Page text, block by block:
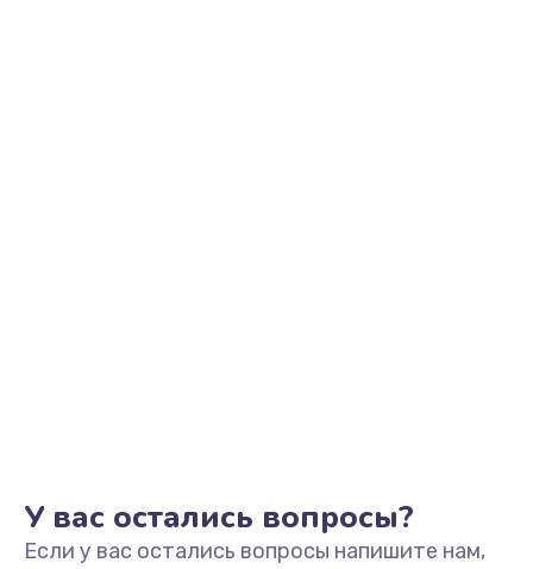
У вас остались вопросы?
Если у вас остались вопросы напишите нам,